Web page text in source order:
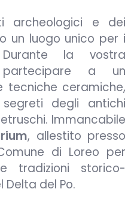
archeologici e dei
un luogo unico per i
la vostra
a un
tecniche ceramiche,
degli antichi
Immancabile
, allestito presso
di Loreo per
tradizioni storico-
Delta del Po.